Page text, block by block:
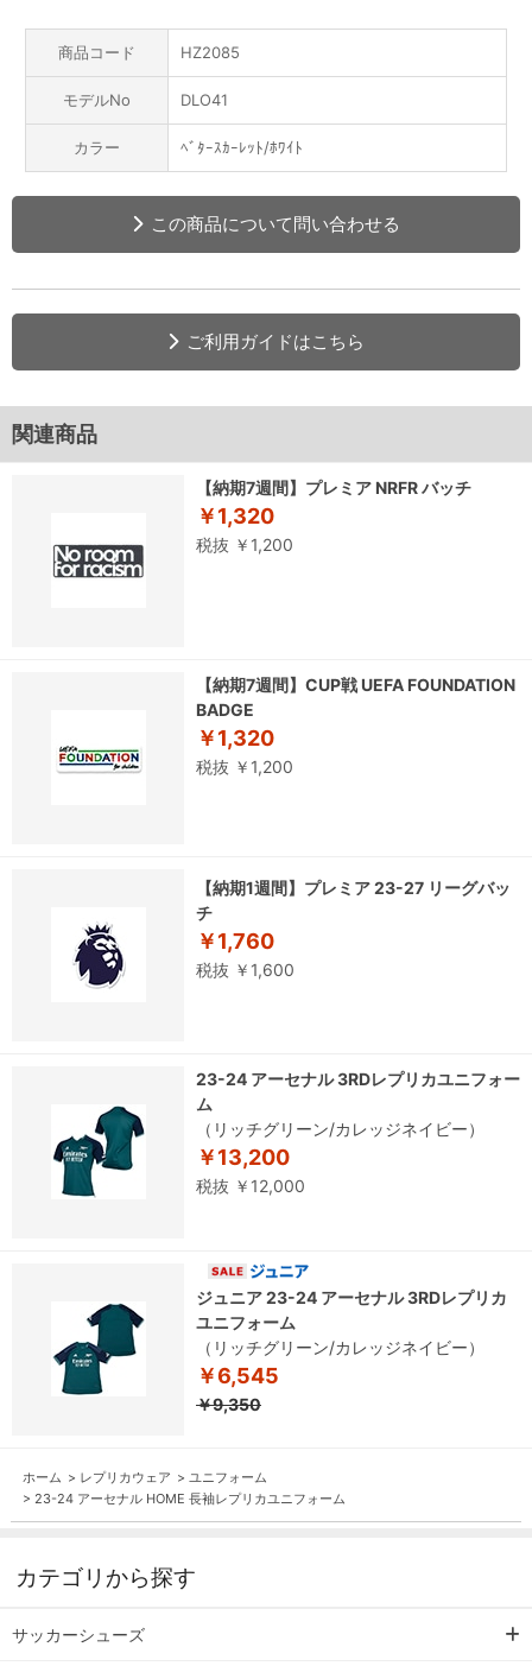
商品コード HZ2085
モデルNo DLO41
カラー ﾍﾞﾀｰｽｶｰﾚｯﾄ/ﾎﾜｲﾄ
この商品について問い合わせる
ご利用ガイドはこちら
関連商品
【納期7週間】プレミア NRFR バッチ
￥1,320
税抜 ￥1,200
【納期7週間】CUP戦 UEFA FOUNDATION
BADGE
￥1,320
税抜 ￥1,200
【納期1週間】プレミア 23-27 リーグバッ
チ
￥1,760
税抜 ￥1,600
23-24 アーセナル 3RDレプリカユニフォー
ム
（リッチグリーン/カレッジネイビー）
￥13,200
税抜 ￥12,000
ジュニア 23-24 アーセナル 3RDレプリカ
ユニフォーム
（リッチグリーン/カレッジネイビー）
￥6,545
￥9,350
ホーム > レプリカウェア > ユニフォーム
> 23-24 アーセナル HOME 長袖レプリカユニフォーム
カテゴリから探す
サッカーシューズ